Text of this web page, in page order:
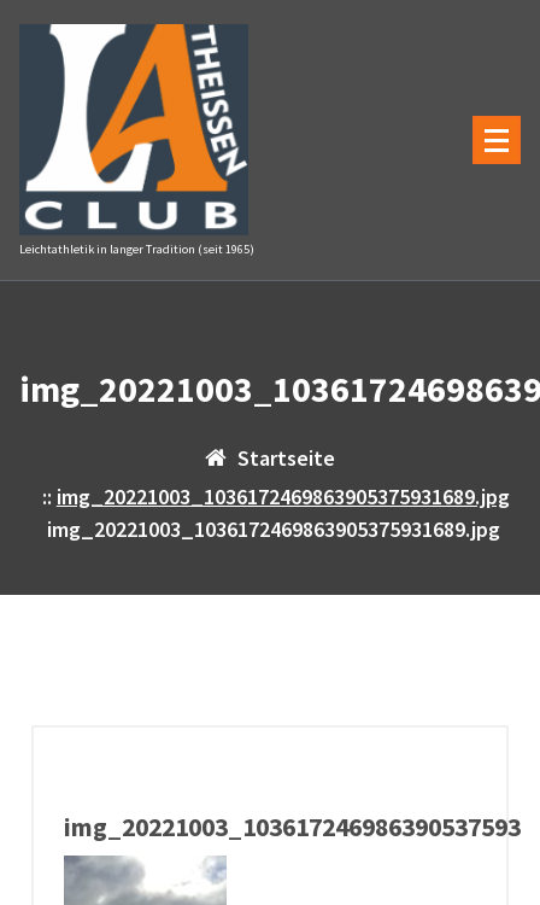
Inhalt
springen
Leichtathletik in langer Tradition (seit 1965)
Startseite
:: img_20221003_1036172469863905375931689.jpg
img_20221003_1036172469863905375931689.jpg